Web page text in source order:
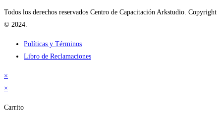
Todos los derechos reservados Centro de Capacitación Arkstudio. Copyright
© 2024.
Políticas y Términos
Libro de Reclamaciones
×
×
Carrito